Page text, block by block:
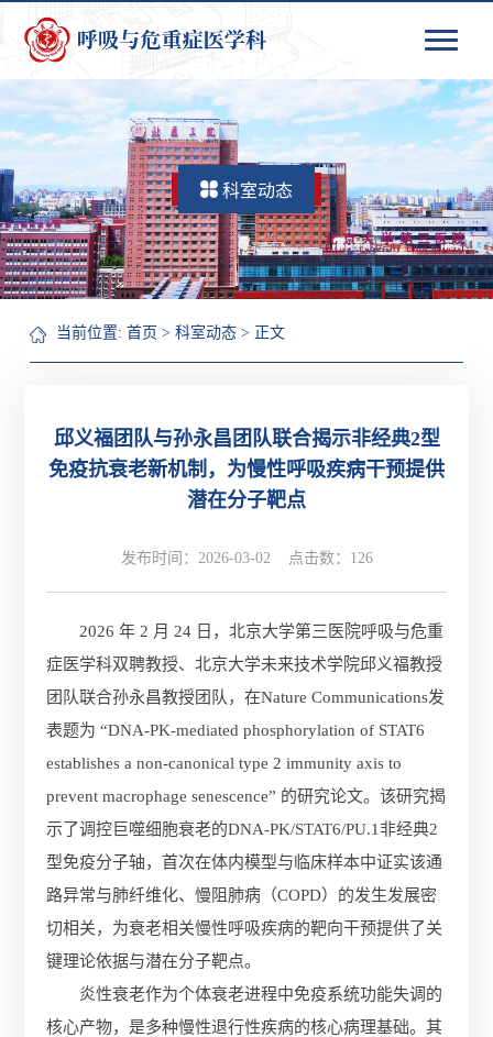
科室动态
当前位置:首页 >科室动态 > 正文
邱义福团队与孙永昌团队联合揭示非经典2型
免疫抗衰老新机制，为慢性呼吸疾病干预提供
潜在分子靶点
发布时间：2026-03-02 点击数： 126
2026 年 2 月 24 日，北京大学第三医院呼吸与危重
症医学科双聘教授、北京大学未来技术学院邱义福教授
团队联合孙永昌教授团队，在Nature Communications发
表题为 “DNA-PK-mediated phosphorylation of STAT6
establishes a non-canonical type 2 immunity axis to
prevent macrophage senescence” 的研究论文。该研究揭
示了调控巨噬细胞衰老的DNA-PK/STAT6/PU.1非经典2
型免疫分子轴，首次在体内模型与临床样本中证实该通
路异常与肺纤维化、慢阻肺病（COPD）的发生发展密
切相关，为衰老相关慢性呼吸疾病的靶向干预提供了关
键理论依据与潜在分子靶点。
炎性衰老作为个体衰老进程中免疫系统功能失调的
核心产物，是多种慢性退行性疾病的核心病理基础。其